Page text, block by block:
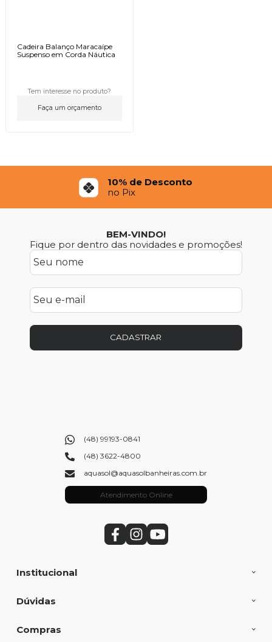
Cadeira Balanço Maracaípe
Suspenso em Corda Náutica
Tem interesse no produto?
Faça um orçamento
12x Sem Juros
No Cartão de Crédito
BEM-VINDO!
Fique por dentro das novidades e promoções!
CADASTRAR
Institucional
Dúvidas
Compras
(48) 99193-0841
(48) 3622-4800
aquasol@aquasolbanheiras.com.br
Atendimento Online